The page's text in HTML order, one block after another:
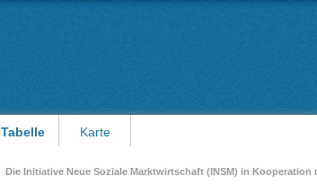
Tabelle Karte
Die Initiative Neue Soziale Marktwirtschaft (INSM) in Kooperation